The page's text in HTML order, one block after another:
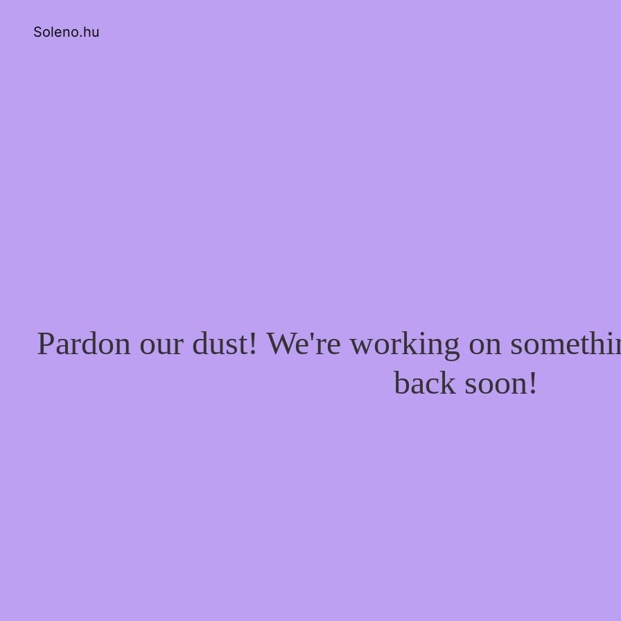
Soleno.hu
Pardon our dust! We're working on
back soon!